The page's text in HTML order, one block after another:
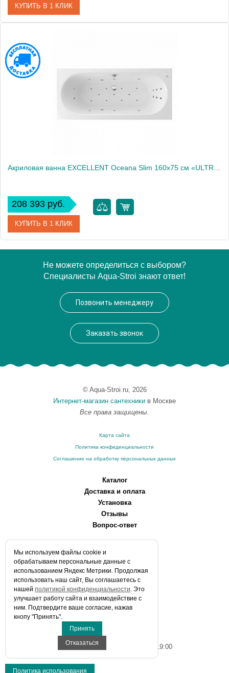
КУПИТЬ В 1 КЛИК
Артикул
Производитель
208 393 руб.
КУПИТЬ В 1 КЛИК
WAEX.OCE16S.ULTRA.CR
Производитель
Не можете определиться с выбором?
Специалисты Aqua-Stroi знают ответ!
Позвонить менеджеру
Заказать звонок
© Aqua-Stroi.ru, 2026
Интернет-магазин сантехники в Москве
Все права защищены.
Карта сайта
Политика конфиденциальности
Соглашение на обработку персональных данных
Каталог
Доставка и оплата
Установка
Отзывы
Вопрос-ответ
Сервисные центры
Контакты
Статьи
Телефоны:
E-mail:info@aqua-stroi.ru
Время работы: Пн-Вс с 9:00 до 19:00
Политика использования
Мы используем файлы сookie и
обрабатываем персональные данные с
использованием Яндекс Метрики. Продолжая
использовать наш сайт, Вы соглашаетесь с
нашей политикой конфиденциальности. Это
улучшает работу сайта и взаимодействие с
ним. Подтвердите ваше согласие, нажав
кнопу "Принять".
Принять
Отказаться